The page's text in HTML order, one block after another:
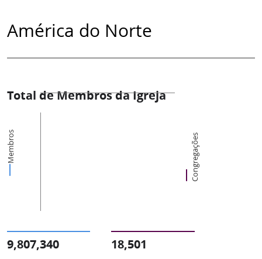
América do Norte
Total de Membros da Igreja
Membros Congregações
9,807,340 18,501